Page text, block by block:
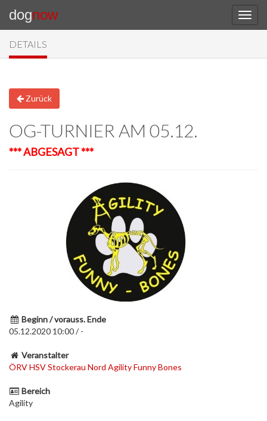
dognow
DETAILS
Zurück
OG-TURNIER AM 05.12.
*** ABGESAGT ***
Beginn / vorauss. Ende
05.12.2020 10:00 / -
Veranstalter
ÖRV HSV Stockerau Nord Agility Funny Bones
Bereich
Agility